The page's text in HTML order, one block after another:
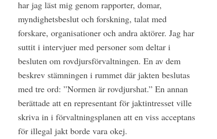
har jag läst mig genom rapporter, domar,
myndighetsbeslut och forskning, talat med
forskare, organisationer och andra aktörer. Jag har
suttit i intervjuer med personer som deltar i
besluten om rovdjursförvaltningen. En av dem
beskrev stämningen i rummet där jakten beslutas
med tre ord: ”Normen är rovdjurshat.” En annan
berättade att en representant för jaktintresset ville
skriva in i förvaltningsplanen att en viss acceptans
för illegal jakt borde vara okej.